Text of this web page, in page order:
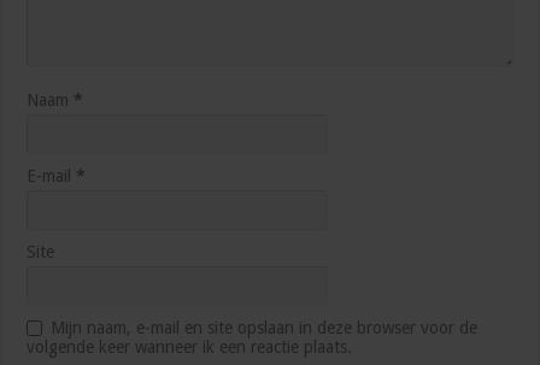
Naam *
E-mail *
Site
Mijn naam, e-mail en site opslaan in deze browser voor de
volgende keer wanneer ik een reactie plaats.